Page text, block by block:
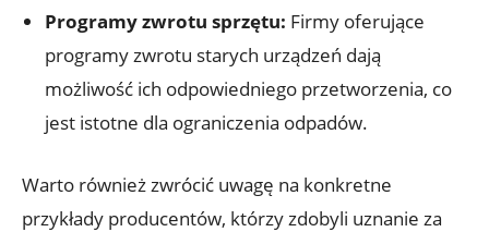
Programy zwrotu sprzętu: Firmy oferujące
programy zwrotu starych urządzeń dają
możliwość ich odpowiedniego przetworzenia, co
jest istotne dla ograniczenia odpadów.
Warto również zwrócić uwagę na konkretne
przykłady producentów, którzy zdobyli uznanie za